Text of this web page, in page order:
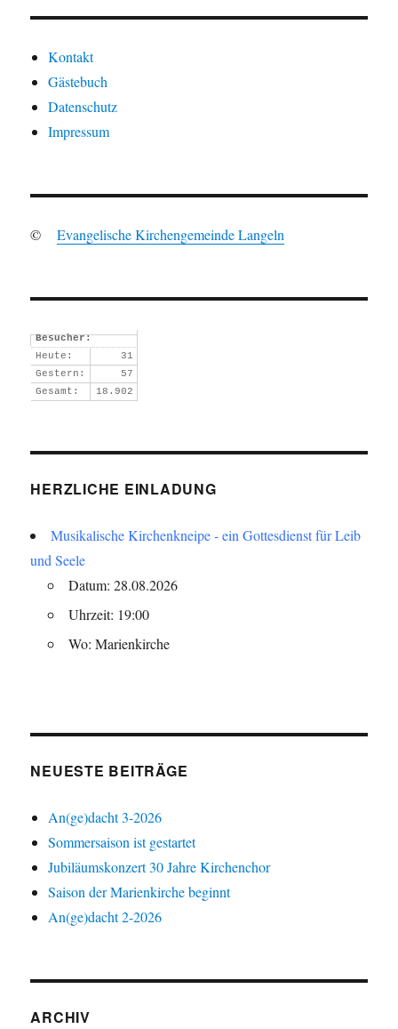
Kontakt
Gästebuch
Datenschutz
Impressum
©Evangelische Kirchengemeinde Langeln
Besucher:
Heute:
31
Gestern:
57
Gesamt:
18.902
HERZLICHE EINLADUNG
Musikalische Kirchenkneipe - ein Gottesdienst für Leib
und Seele
Datum: 28.08.2026
Uhrzeit: 19:00
Wo: Marienkirche
NEUESTE BEITRÄGE
An(ge)dacht 3-2026
Sommersaison ist gestartet
Jubiläumskonzert 30 Jahre Kirchenchor
Saison der Marienkirche beginnt
An(ge)dacht 2-2026
ARCHIV